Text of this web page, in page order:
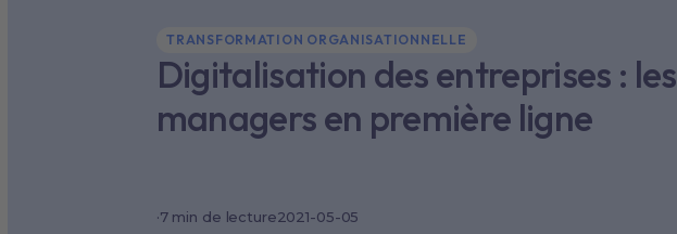
TRANSFORMATION ORGANISATIONNELLE
Digitalisation des entreprises : les
managers en première ligne
·7 min de lecture2021-05-05